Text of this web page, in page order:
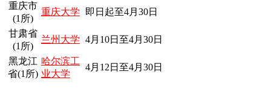
重庆市
(1所)
重庆大学 即日起至4月 30日
甘肃省
(1所)
兰州大学 4月10日至4月30日
黑龙江
省(1所)
哈尔滨工
业大学
4月12日至4月30日